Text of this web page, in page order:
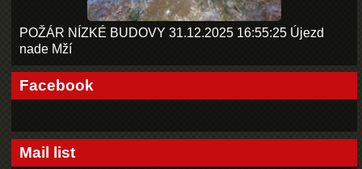
POŽÁR NÍZKÉ BUDOVY 31.12.2025 16:55:25 Újezd
nade Mží
Facebook
Mail list